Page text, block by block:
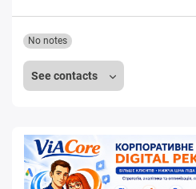
See contacts
No notes